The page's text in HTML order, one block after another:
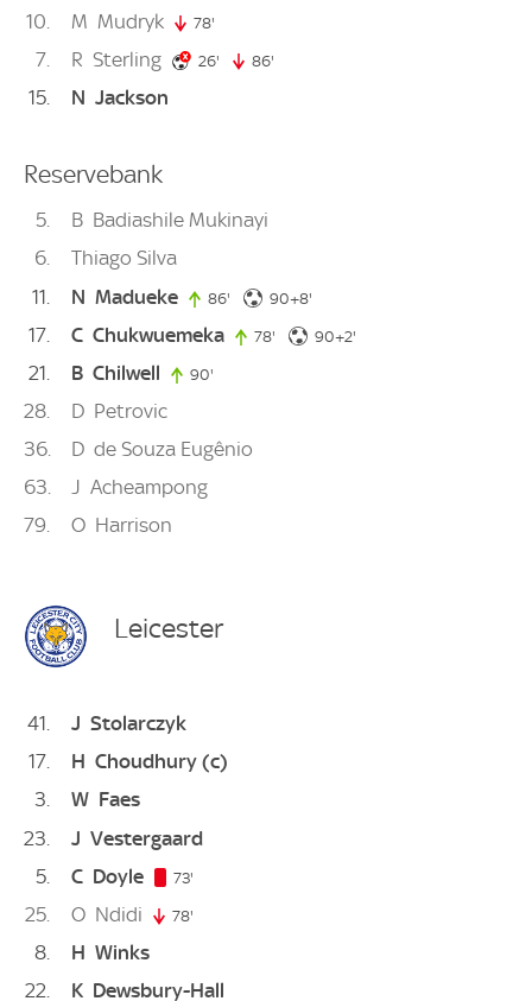
10 M Mudryk 78'
7 R Sterling 26' 26. minute
86'
15 N Jackson
Reservebank
5 B Badiashile Mukinayi
6
Thiago Silva
11
N Madueke 86' 86. minute
90+8'
17 C Chukwuemeka 78' 78. minute
90+2'
21 B Chilwell 90'
28 D Petrovic
36
D de Souza Eugênio
63
J Acheampong
79
O Harrison
Leicester
41 J Stolarczyk
17
H Choudhury (c)
3
W Faes
23
J Vestergaard
5
C Doyle 73'
25 O Ndidi 78'
8 H Winks
22
K Dewsbury-Hall